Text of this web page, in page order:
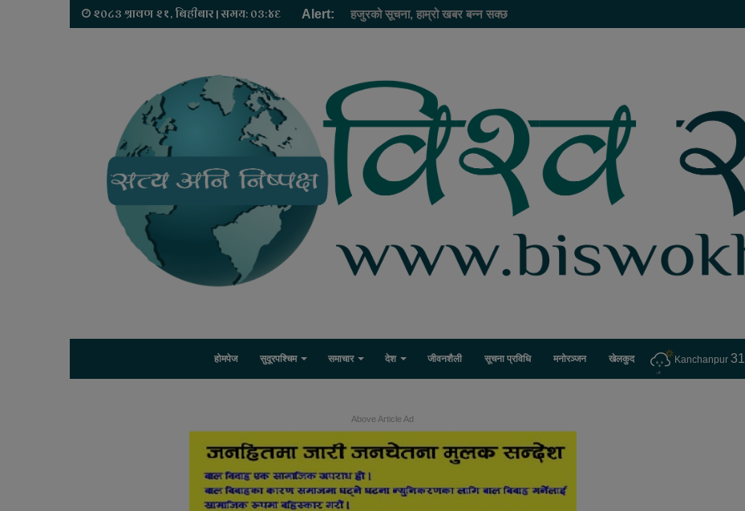
२०८३ श्रावण २१, बिहीबार | समय: ०३:४६ Alert: हजुरको सूचना, हाम्रो खबर बन्न सक्छ
होमपेज सुदूरपश्चिम समाचार देश जीवनशैली सूचना प्रविधि मनोरञ्जन खेलकुद Kanchanpur 31
Above Article Ad